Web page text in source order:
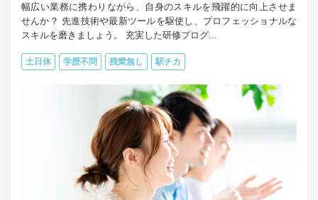
幅広い業務に携わりながら、自身のスキルを飛躍的に向上させま
せんか？ 先進技術や最新ツールを駆使し、プロフェッショナルな
スキルを磨きましょう。 充実した研修プログ...
土日休 学歴不問 残業無し 駅チカ